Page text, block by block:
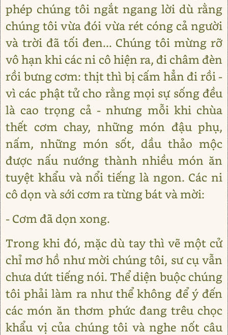
phép chúng tôi ngắt ngang lời dù rằng
chúng tôi vừa đói vừa rét cóng cả người
và trời đã tối đen... Chúng tôi mừng rỡ
vô hạn khi các ni cô hiện ra, đi châm đèn
rồi bưng cơm: thịt thì bị cấm hẳn đi rồi -
vì các phật tử cho rằng mọi sự sống đều
là cao trọng cả - nhưng mỗi khi chùa
thết cơm chay, những món đậu phụ,
nấm, những món sốt, dầu thảo mộc
được nấu nướng thành nhiều món ăn
tuyệt khẩu và nổi tiếng là ngon. Các ni
cô dọn và sới cơm ra từng bát và mời:
- Cơm đã dọn xong.
Trong khi đó, mặc dù tay thì vẽ một cử
chỉ mơ hồ như mời chúng tôi, sư cụ vẫn
chưa dứt tiếng nói. Thể diện buộc chúng
tôi phải làm ra như thể không để ý đến
các món ăn thơm phức đang trêu chọc
khẩu vị của chúng tôi và nghe nốt câu